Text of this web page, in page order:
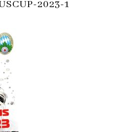
2023-1